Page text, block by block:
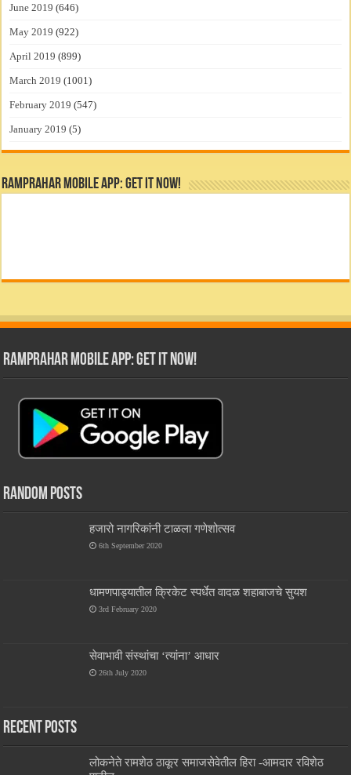
June 2019 (646)
May 2019 (922)
April 2019 (899)
March 2019 (1001)
February 2019 (547)
January 2019 (5)
RamPrahar Mobile App: Get it Now!
RamPrahar Mobile App: Get it Now!
Random Posts
हजारो नागरिकांनी टाळला गणेशोत्सव
6th September 2020
धामणपाड्यातील क्रिकेट स्पर्धेत वादळ शहाबाजचे सुयश
3rd February 2020
सेवाभावी संस्थांचा ‘त्यांना’ आधार
26th July 2020
Recent Posts
लोकनेते रामशेठ ठाकूर समाजसेवेतील हिरा -आमदार रविशेठ